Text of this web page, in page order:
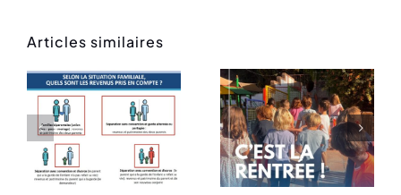
Articles similaires
Rentrée
des
classes
Message
de rentrée